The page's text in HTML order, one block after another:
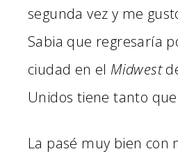
segunda vez y me
Sabia que regresaría
ciudad en el Midwest
Unidos tiene tanto
La pasé muy bien con